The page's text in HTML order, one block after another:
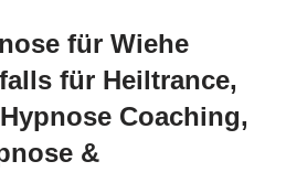
für Wiehe
für Heiltrance,
Coaching,
&